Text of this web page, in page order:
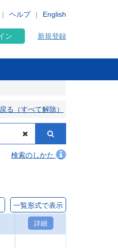
English
ヘルプ
ン 新規登録
る（すべて解除）
検索のしかた
一覧形式で表示
詳細